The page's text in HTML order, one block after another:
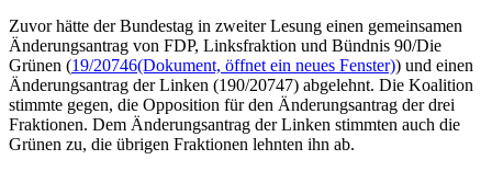
Zuvor hätte der Bundestag in zweiter Lesung einen gemeinsamen
Änderungsantrag von FDP, Linksfraktion und Bündnis 90/Die
Grünen (19/20746(Dokument, öffnet ein neues Fenster)) und einen
Änderungsantrag der Linken (190/20747) abgelehnt. Die Koalition
stimmte gegen, die Opposition für den Änderungsantrag der drei
Fraktionen. Dem Änderungsantrag der Linken stimmten auch die
Grünen zu, die übrigen Fraktionen lehnten ihn ab.